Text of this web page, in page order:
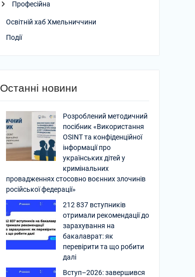
Професійна
Освітній хаб Хмельниччини
Події
Останні новини
Розроблений методичний
посібник «Використання
OSINT та конфіденційної
інформації про
українських дітей у
кримінальних
провадженнях стосовно воєнних злочинів
російської федерації»
212 837 вступників
отримали рекомендації до
зарахування на
бакалаврат: як
перевірити та що робити
далі
Вступ–2026: завершився